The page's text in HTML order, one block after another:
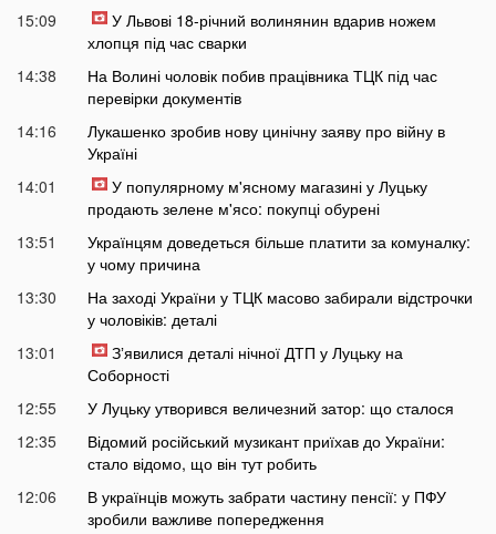
15:09
У Львові 18-річний волинянин вдарив ножем
хлопця під час сварки
14:38
На Волині чоловік побив працівника ТЦК під час
перевірки документів
14:16
Лукашенко зробив нову цинічну заяву про війну в
Україні
14:01
У популярному м'ясному магазині у Луцьку
продають зелене м'ясо: покупці обурені
13:51
Українцям доведеться більше платити за комуналку:
у чому причина
13:30
На заході України у ТЦК масово забирали відстрочки
у чоловіків: деталі
13:01
Зʼявилися деталі нічної ДТП у Луцьку на
Соборності
12:55
У Луцьку утворився величезний затор: що сталося
12:35
Відомий російський музикант приїхав до України:
стало відомо, що він тут робить
12:06
В українців можуть забрати частину пенсії: у ПФУ
зробили важливе попередження